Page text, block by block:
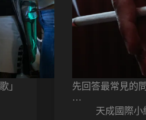
」
先回答最常見的
…
天成國際小